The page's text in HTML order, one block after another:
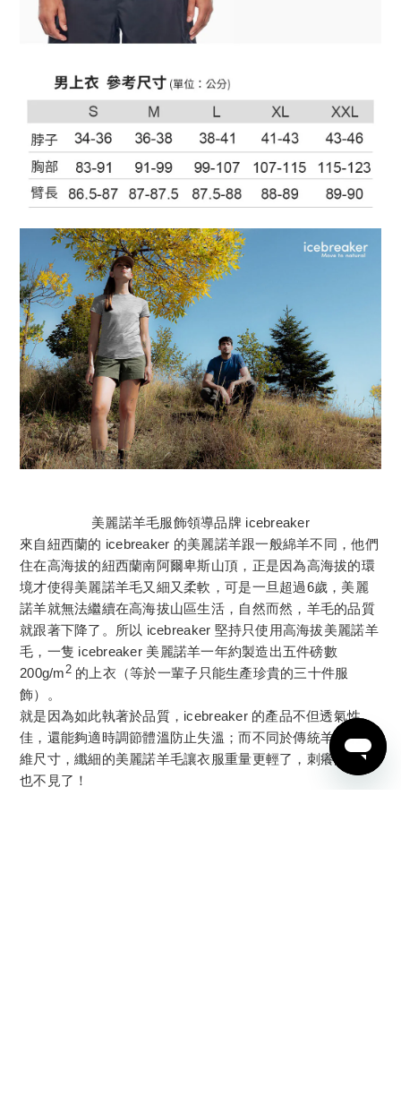
美麗諾羊毛服飾領導品牌 icebreaker
來自紐西蘭的 icebreaker 的美麗諾羊跟一般綿羊不同，他們
住在高海拔的紐西蘭南阿爾卑斯山頂，正是因為高海拔的環
境才使得美麗諾羊毛又細又柔軟，可是一旦超過6歲，美麗
諾羊就無法繼續在高海拔山區生活，自然而然，羊毛的品質
就跟著下降了。所以 icebreaker 堅持只使用高海拔美麗諾羊
毛，一隻 icebreaker 美麗諾羊一年約製造出五件磅數
200g/m 2的上衣（等於一輩子只能生產珍貴的三十件服
飾）。
就是因為如此執著於品質，icebreaker 的產品不但透氣性
佳，還能夠適時調節體溫防止失溫；而不同於傳統羊毛的纖
維尺寸，纖細的美麗諾羊毛讓衣服重量更輕了，刺癢的感覺
也不見了！
立即購買